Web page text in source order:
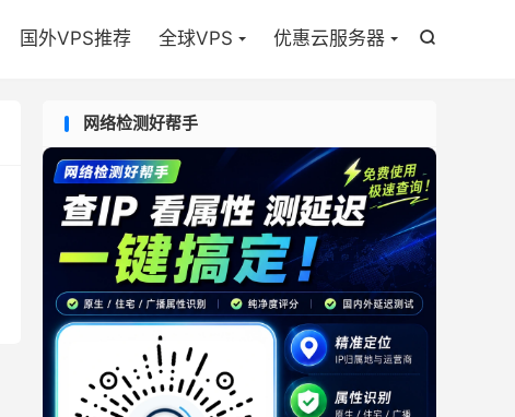

国外VPS推荐 全球VPS 优惠云服务器
网络检测好帮手